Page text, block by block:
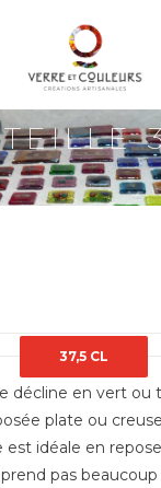
37,5 CL
décline en vert ou
plate ou
est idéale en
pas